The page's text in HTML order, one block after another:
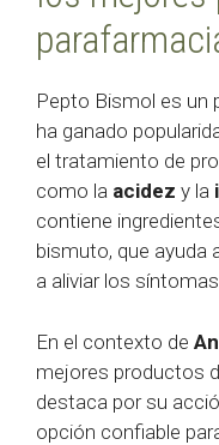
Pepto Bismol es un
ha ganado
el tratamiento de
como la acidez y la
contiene
bismuto, que ayuda
a aliviar los
En el contexto de
mejores productos
destaca por su
opción confiable